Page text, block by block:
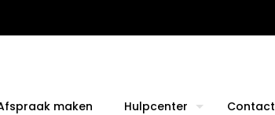
maken Hulpcenter Contact